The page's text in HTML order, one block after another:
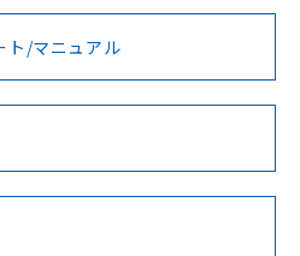
いただく前に、以下を必ずお読
例
ト/マニュアル